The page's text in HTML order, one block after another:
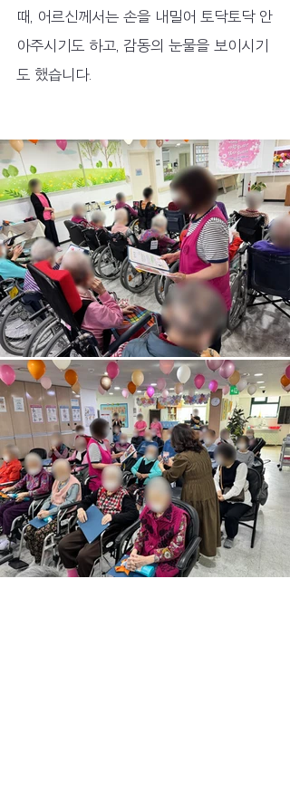
때, 어르신께서는 손을 내밀어 토닥토닥 안
아주시기도 하고, 감동의 눈물을 보이시기
도 했습니다.